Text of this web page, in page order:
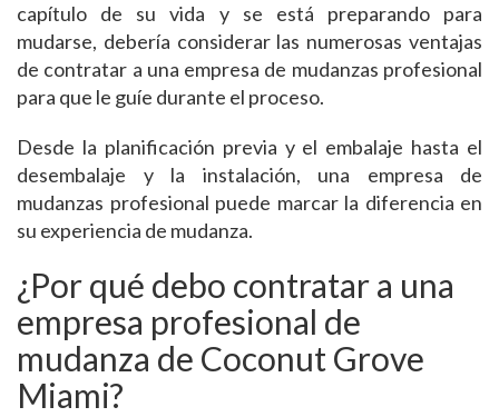
capítulo de su vida y se está preparando para
mudarse, debería considerar las numerosas ventajas
de contratar a una empresa de mudanzas profesional
para que le guíe durante el proceso.
Desde la planificación previa y el embalaje hasta el
desembalaje y la instalación, una empresa de
mudanzas profesional puede marcar la diferencia en
su experiencia de mudanza.
¿Por qué debo contratar a una
empresa profesional de
mudanza de Coconut Grove
Miami?